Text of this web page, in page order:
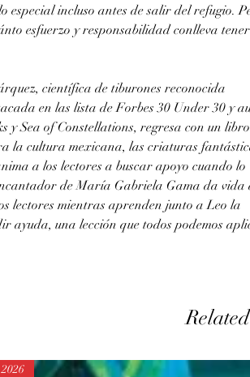
especial incluso antes de salir del refugio.
esfuerzo y responsabilidad conlleva
científica de tiburones reconocida
en las lista de Forbes 30 Under 30 y
y Sea of Constellations, regresa con un libro
la cultura mexicana, las criaturas
a los lectores a buscar apoyo cuando lo
de María Gabriela Gama da vida
lectores mientras aprenden junto a Leo la
ayuda, una lección que todos podemos